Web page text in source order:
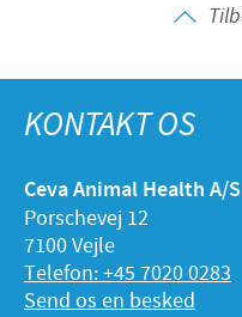
KONTAKT OS
Ceva Animal Health A/S
Porschevej 12
7100 Vejle
Telefon: +45 7020 0283
Send os en besked